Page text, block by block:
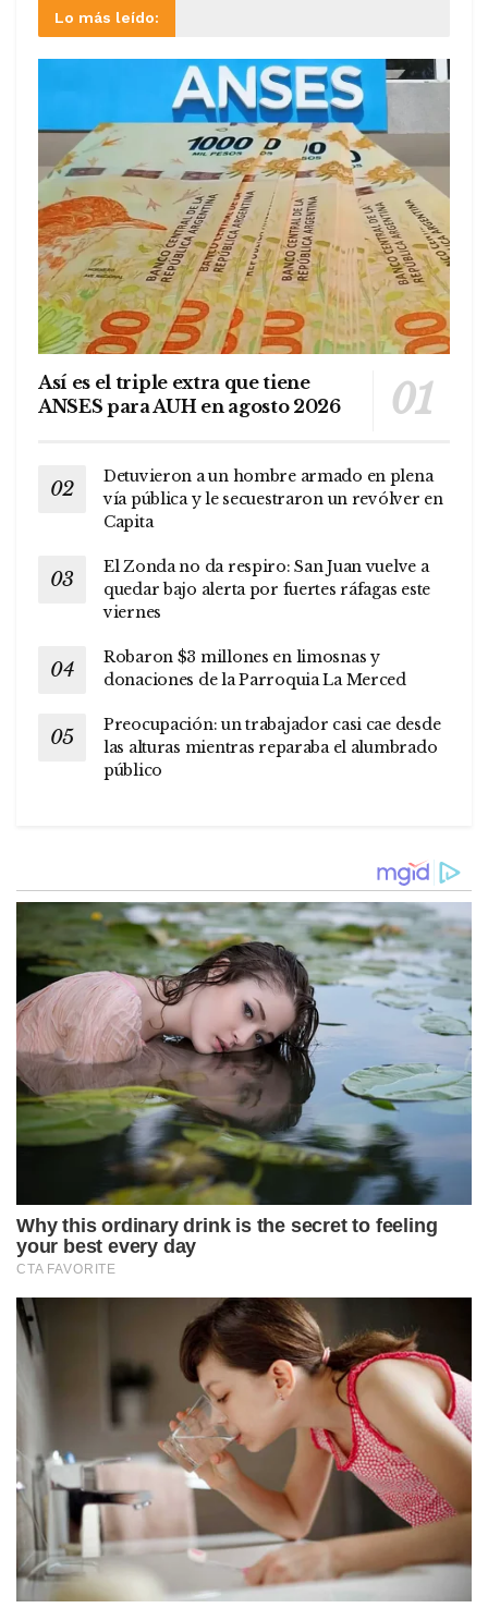
Lo más leído:
Así es el triple extra que tiene
ANSES para AUH en agosto 2026
Detuvieron a un hombre armado en plena
vía pública y le secuestraron un revólver en
Capita
El Zonda no da respiro: San Juan vuelve a
quedar bajo alerta por fuertes ráfagas este
viernes
Robaron $3 millones en limosnas y
donaciones de la Parroquia La Merced
Preocupación: un trabajador casi cae desde
las alturas mientras reparaba el alumbrado
público